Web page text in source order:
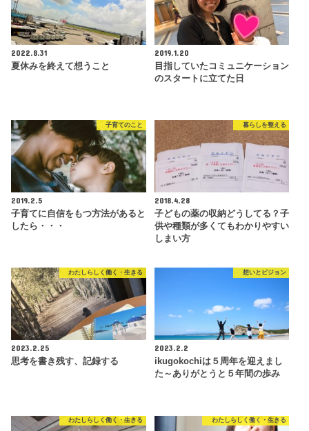
2022.8.31
夏休みを終えて想うこと
2019.1.20
目指していたコミュニケーション
のスタートに立てた日
子育てのこと
2019.2.5
子育てに自信をもつ方法があると
したら・・・
暮らしを整える
2018.4.28
子どもの薬の収納どうしてる？子
供や種類が多くてもわかりやすい
しまい方
わたしらしく働く・生きる
2023.2.25
思考を書き残す、記録する
想いとビジョン
2023.2.2
ikugokochiは５周年を迎えまし
た～ありがとうと５年間の歩み
わたしらしく働く・生きる わたしらしく働く・生きる